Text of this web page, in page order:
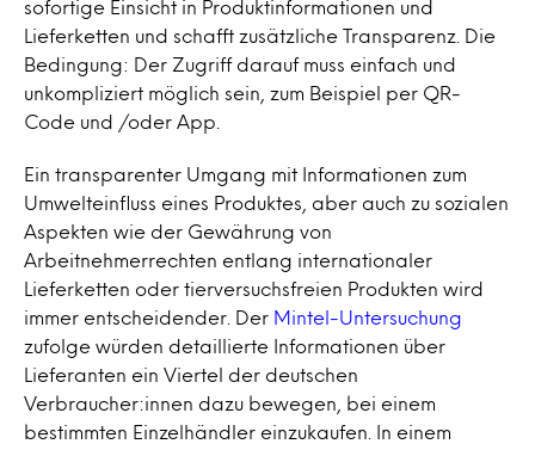
sofortige Einsicht in Produktinformationen und
Lieferketten und schafft zusätzliche Transparenz. Die
Bedingung: Der Zugriff darauf muss einfach und
unkompliziert möglich sein, zum Beispiel per QR-
Code und /oder App.
Ein transparenter Umgang mit Informationen zum
Umwelteinfluss eines Produktes, aber auch zu sozialen
Aspekten wie der Gewährung von
Arbeitnehmerrechten entlang internationaler
Lieferketten oder tierversuchsfreien Produkten wird
immer entscheidender. Der Mintel-Untersuchung
zufolge würden detaillierte Informationen über
Lieferanten ein Viertel der deutschen
Verbraucher:innen dazu bewegen, bei einem
bestimmten Einzelhändler einzukaufen. In einem